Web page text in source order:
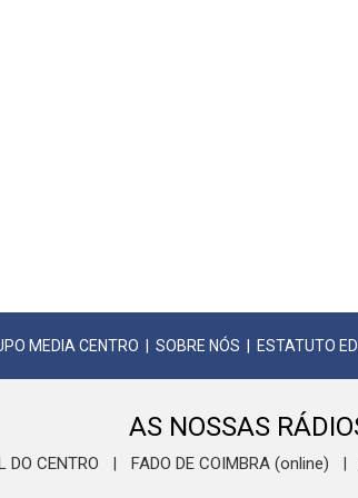
MEDIA CENTRO SOBRE NÓS ESTATUTO
AS NOSSAS
DO CENTRO FADO DE COIMBRA (online)